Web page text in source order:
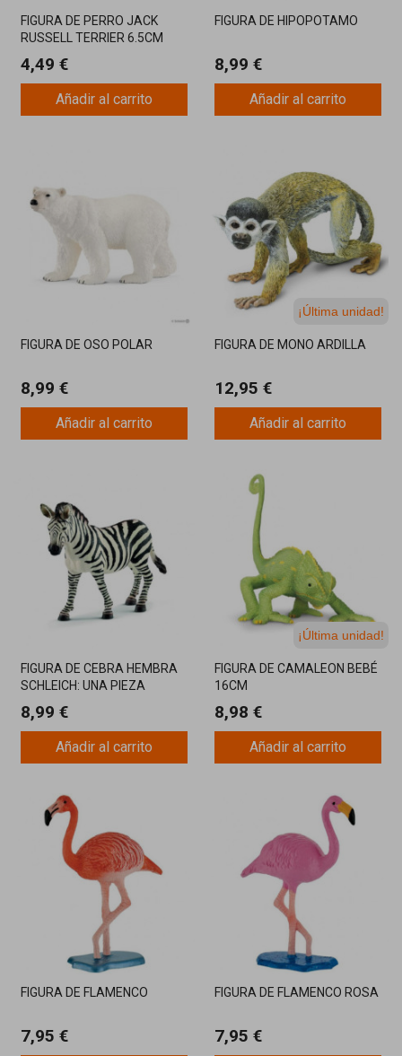
FIGURA DE PERRO JACK
RUSSELL TERRIER 6.5CM
4,49 €
Añadir al carrito
FIGURA DE HIPOPOTAMO
8,99 €
Añadir al carrito
FIGURA DE OSO POLAR
8,99 €
Añadir al carrito
¡Última unidad!
FIGURA DE MONO ARDILLA
12,95 €
Añadir al carrito
FIGURA DE CEBRA HEMBRA
SCHLEICH: UNA PIEZA
8,99 €
Añadir al carrito
¡Última unidad!
FIGURA DE CAMALEON BEBÉ
16CM
8,98 €
Añadir al carrito
FIGURA DE FLAMENCO
7,95 €
FIGURA DE FLAMENCO ROSA
7,95 €